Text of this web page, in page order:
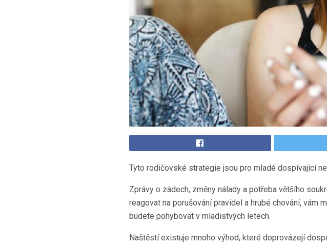
Tyto rodičovské strategie jsou pro mladé dospívající
Zprávy o zádech, změny nálady a potřeba většího
reagovat na porušování pravidel a hrubé chování, vám
budete pohybovat v mladistvých letech.
Naštěstí existuje mnoho výhod, které doprovázejí